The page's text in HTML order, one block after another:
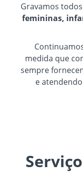
Gravamos
femininas,
medida que
sempre
e